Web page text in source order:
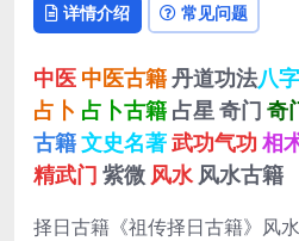
详情介绍 常见问题
中医 中医古籍丹道功法八字
占卜 占卜古籍 占星 奇门 奇
古籍文史名著武功气功 相
精武门 紫微 风水 风水古籍
择日古籍《祖传择日古籍》风